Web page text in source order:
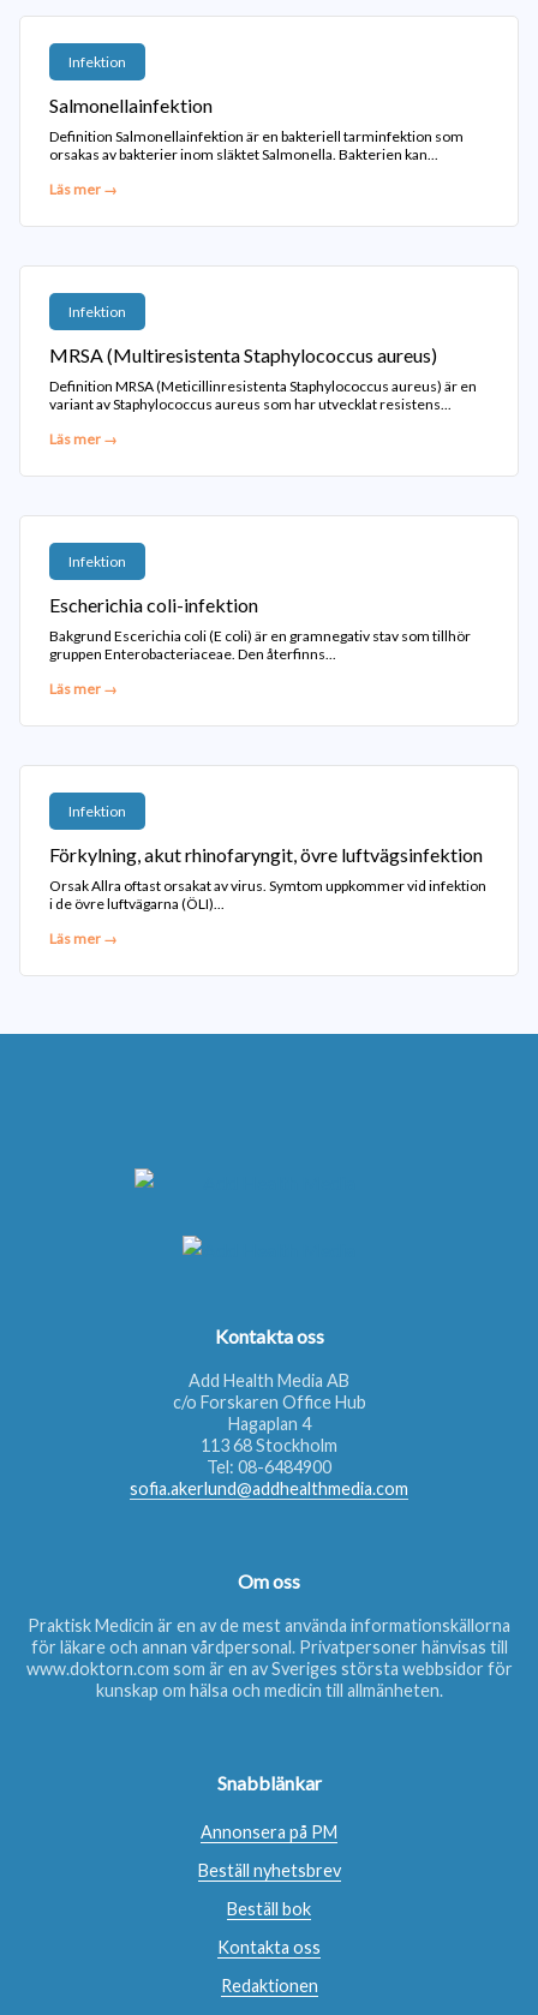
Infektion
Salmonellainfektion
Definition Salmonellainfektion är en bakteriell tarminfektion som
orsakas av bakterier inom släktet Salmonella. Bakterien kan...
Läs mer →
Infektion
MRSA (Multiresistenta Staphylococcus aureus)
Definition MRSA (Meticillinresistenta Staphylococcus aureus) är en
variant av Staphylococcus aureus som har utvecklat resistens...
Läs mer →
Infektion
Escherichia coli-infektion
Bakgrund Escerichia coli (E coli) är en gramnegativ stav som tillhör
gruppen Enterobacteriaceae. Den återfinns...
Läs mer →
Infektion
Förkylning, akut rhinofaryngit, övre luftvägsinfektion
Orsak Allra oftast orsakat av virus. Symtom uppkommer vid infektion
i de övre luftvägarna (ÖLI)...
Läs mer →
Kontakta oss
Add Health Media AB
c/o Forskaren Office Hub
Hagaplan 4
113 68 Stockholm
Tel: 08-6484900
sofia.akerlund@addhealthmedia.com
Om oss
Praktisk Medicin är en av de mest använda informationskällorna
för läkare och annan vårdpersonal. Privatpersoner hänvisas till
www.doktorn.com som är en av Sveriges största webbsidor för
kunskap om hälsa och medicin till allmänheten.
Snabblänkar
Annonsera på PM
Beställ nyhetsbrev
Beställ bok
Kontakta oss
Redaktionen